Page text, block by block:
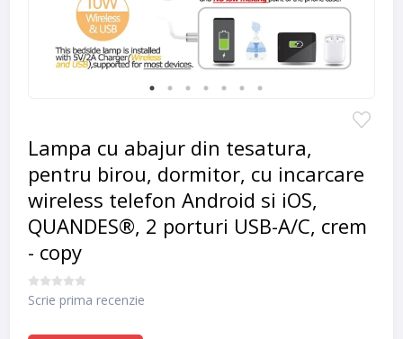
Lampa cu abajur din tesatura,
pentru birou, dormitor, cu incarcare
wireless telefon Android si iOS,
QUANDES®, 2 porturi USB-A/C, crem
- copy
Scrie prima recenzie